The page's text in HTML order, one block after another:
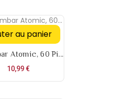
au panier
Atomic, 60 Pi...
10,99 €Prix